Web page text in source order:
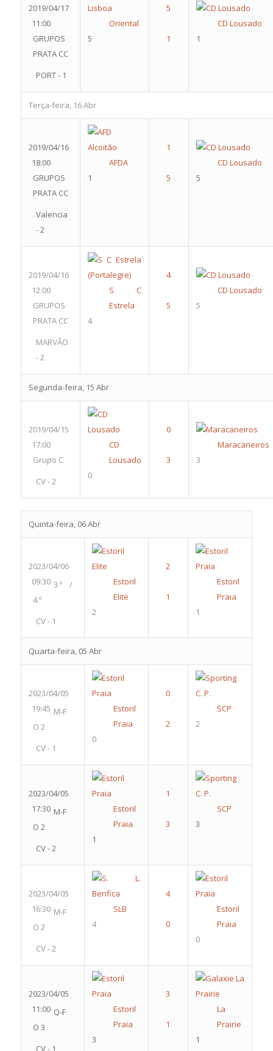
2019/04/17
11:00
GRUPOS
PRATA CC
PORT - 1
Oriental
5
CD Lousado
1
Terça-feira, 16 Abr
2019/04/16
18:00
GRUPOS
PRATA CC
Valencia
- 2
AFDA
1
CD Lousado
5
2019/04/16
12:00
GRUPOS
PRATA CC
MARVÃO
- 2
S C
Estrela
4
CD Lousado
5
Segunda-feira, 15 Abr
2019/04/15
17:00
Grupo C
CV - 2
CD
Lousado
0
Maracaneiros
3
Quinta-feira, 06 Abr
2023/04/06
09:30 3.º /
4.º
CV - 1
Estoril
Elite
2
Estoril
Praia
1
Quarta-feira, 05 Abr
2023/04/05
19:45 M-F
O 2
CV - 1
Estoril
Praia
0
SCP
2
2023/04/05
17:30 M-F
O 2
CV - 2
Estoril
Praia
1
SCP
3
2023/04/05
16:30 M-F
O 2
CV - 2
SLB
4
Estoril
Praia
0
2023/04/05
11:00 Q-F
O 3
CV - 1
Estoril
Praia
3
La
Prairie
1